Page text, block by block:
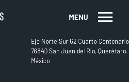
MENU
Eje Norte Sur 62 Cuarto Centenario
76840 San Juan del Río, Querétaro.
México